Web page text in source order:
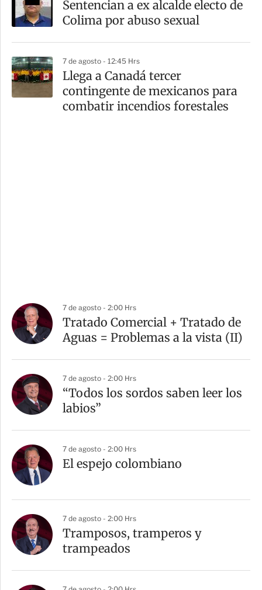
Sentencian a ex alcalde electo de
Colima por abuso sexual
7 de agosto - 12:45 Hrs
Llega a Canadá tercer
contingente de mexicanos para
combatir incendios forestales
7 de agosto - 2:00 Hrs
Tratado Comercial + Tratado de
Aguas = Problemas a la vista (II)
7 de agosto - 2:00 Hrs
“Todos los sordos saben leer los
labios”
7 de agosto - 2:00 Hrs
El espejo colombiano
7 de agosto - 2:00 Hrs
Tramposos, tramperos y
trampeados